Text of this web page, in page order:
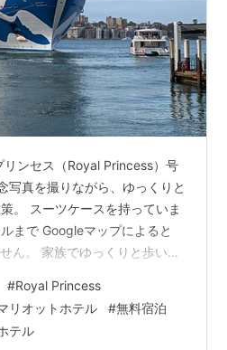
リンセス（Royal Princess）号
写真を撮りながら、ゆっくりと
。 スーツケースを持っていま
まで Googleマップによると
ん。 家族でゆっくりと歩いて
ー・ハーバー・マリオットホ
Hotel at Circular Quay ク
好立地です。 まだ午前9時前
#Royal Princess
リオットホテル #無料宿泊
テル